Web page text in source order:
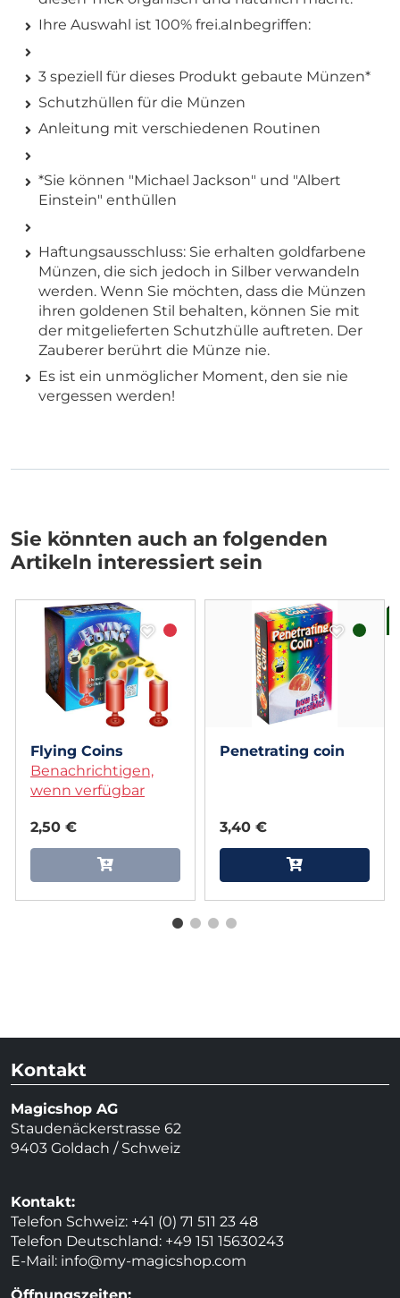
Ihre Auswahl ist 100% frei.aInbegriffen:
3 speziell für dieses Produkt gebaute Münzen*
Schutzhüllen für die Münzen
Anleitung mit verschiedenen Routinen
*Sie können "Michael Jackson" und "Albert
Einstein" enthüllen
Haftungsausschluss: Sie erhalten goldfarbene
Münzen, die sich jedoch in Silber verwandeln
werden. Wenn Sie möchten, dass die Münzen
ihren goldenen Stil behalten, können Sie mit
der mitgelieferten Schutzhülle auftreten. Der
Zauberer berührt die Münze nie.
Es ist ein unmöglicher Moment, den sie nie
vergessen werden!
Sie könnten auch an folgenden
Artikeln interessiert sein
Flying Coins
Benachrichtigen,
wenn verfügbar
2,50 €
Penetrating coin
3,40 €
Kontakt
Magicshop AG
Staudenäckerstrasse 62
9403 Goldach / Schweiz
Kontakt:
Telefon Schweiz: +41 (0) 71 511 23 48
Telefon Deutschland: +49 151 15630243
E-Mail: info@my-magicshop.com